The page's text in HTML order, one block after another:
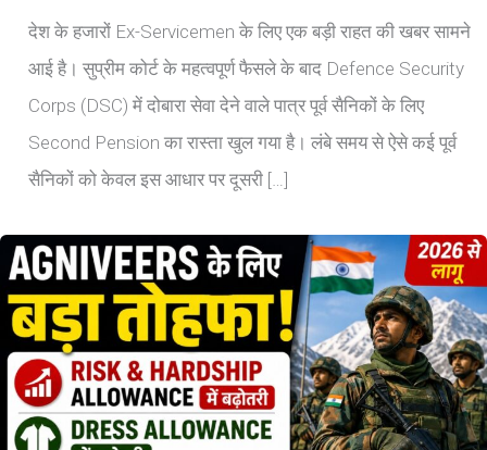
देश के हजारों Ex-Servicemen के लिए एक बड़ी राहत की खबर सामने
आई है। सुप्रीम कोर्ट के महत्वपूर्ण फैसले के बाद Defence Security
Corps (DSC) में दोबारा सेवा देने वाले पात्र पूर्व सैनिकों के लिए
Second Pension का रास्ता खुल गया है। लंबे समय से ऐसे कई पूर्व
सैनिकों को केवल इस आधार पर दूसरी […]